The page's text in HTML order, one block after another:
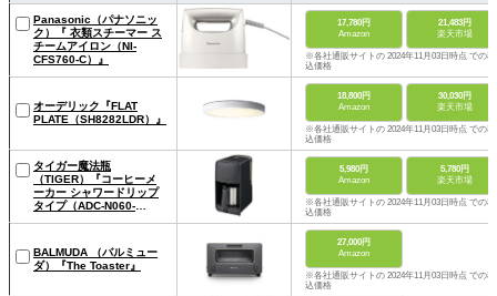
Panasonic（パナソニッ
ク）『 衣類スチーマー ス
チームアイロン（NI-
CFS760-C）』
17,780円
Amazon
21,483円
楽天市場
※各社通販サイトの 2024年11月03日時点 での税
込価格
オーデリック『FLAT
PLATE（SH8282LDR）』
18,800円
Amazon
30,030円
楽天市場
※各社通販サイトの 2024年11月03日時点 での税
込価格
タイガー魔法瓶
（TIGER）『コーヒーメ
ーカー シャワードリップ
タイプ（ADC-N060-
5,980円
Amazon
5,780円
楽天市場
※各社通販サイトの 2024年11月03日時点 での税
込価格
BALMUDA （バルミュー
ダ）『The Toaster』
27,000円
Amazon
※各社通販サイトの 2024年11月03日時点 での税
込価格